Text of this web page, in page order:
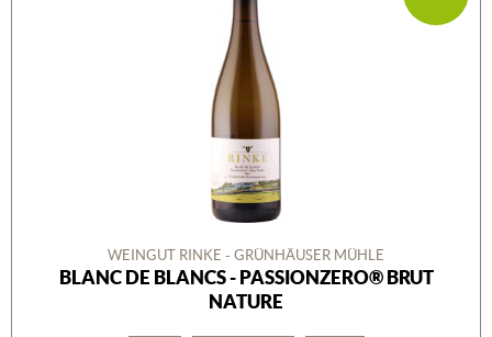
WEINGUT RINKE - GRÜNHÄUSER MÜHLE
BLANC DE BLANCS - PASSIONZERO® BRUT
NATURE